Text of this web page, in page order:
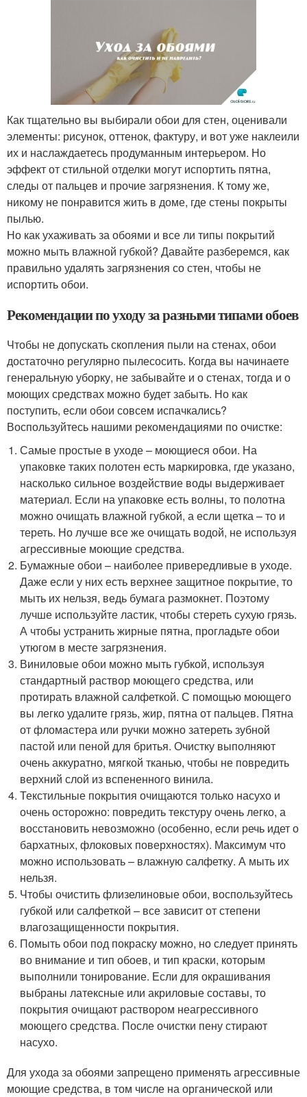
Как тщательно вы выбирали обои для стен, оценивали
элементы: рисунок, оттенок, фактуру, и вот уже наклеили
их и наслаждаетесь продуманным интерьером. Но
эффект от стильной отделки могут испортить пятна,
следы от пальцев и прочие загрязнения. К тому же,
никому не понравится жить в доме, где стены покрыты
пылью.
Но как ухаживать за обоями и все ли типы покрытий
можно мыть влажной губкой? Давайте разберемся, как
правильно удалять загрязнения со стен, чтобы не
испортить обои.
Рекомендации по уходу за разными типами обоев
Чтобы не допускать скопления пыли на стенах, обои
достаточно регулярно пылесосить. Когда вы начинаете
генеральную уборку, не забывайте и о стенах, тогда и о
моющих средствах можно будет забыть. Но как
поступить, если обои совсем испачкались?
Воспользуйтесь нашими рекомендациями по очистке:
Самые простые в уходе – моющиеся обои. На
упаковке таких полотен есть маркировка, где указано,
насколько сильное воздействие воды выдерживает
материал. Если на упаковке есть волны, то полотна
можно очищать влажной губкой, а если щетка – то и
тереть. Но лучше все же очищать водой, не используя
агрессивные моющие средства.
Бумажные обои – наиболее привередливые в уходе.
Даже если у них есть верхнее защитное покрытие, то
мыть их нельзя, ведь бумага размокнет. Поэтому
лучше используйте ластик, чтобы стереть сухую грязь.
А чтобы устранить жирные пятна, прогладьте обои
утюгом в месте загрязнения.
Виниловые обои можно мыть губкой, используя
стандартный раствор моющего средства, или
протирать влажной салфеткой. С помощью моющего
вы легко удалите грязь, жир, пятна от пальцев. Пятна
от фломастера или ручки можно затереть зубной
пастой или пеной для бритья. Очистку выполняют
очень аккуратно, мягкой тканью, чтобы не повредить
верхний слой из вспененного винила.
Текстильные покрытия очищаются только насухо и
очень осторожно: повредить текстуру очень легко, а
восстановить невозможно (особенно, если речь идет о
бархатных, флоковых поверхностях). Максимум что
можно использовать – влажную салфетку. А мыть их
нельзя.
Чтобы очистить флизелиновые обои, воспользуйтесь
губкой или салфеткой – все зависит от степени
влагозащищенности покрытия.
Помыть обои под покраску можно, но следует принять
во внимание и тип обоев, и тип краски, которым
выполнили тонирование. Если для окрашивания
выбраны латексные или акриловые составы, то
покрытия очищают раствором неагрессивного
моющего средства. После очистки пену стирают
насухо.
Для ухода за обоями запрещено применять агрессивные
моющие средства, в том числе на органической или